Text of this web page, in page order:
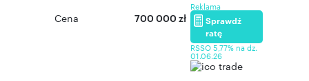
Cena 700 000 zł
Reklama
Sprawdź
ratę
RSSO 5,77% na dz.
01.06.26